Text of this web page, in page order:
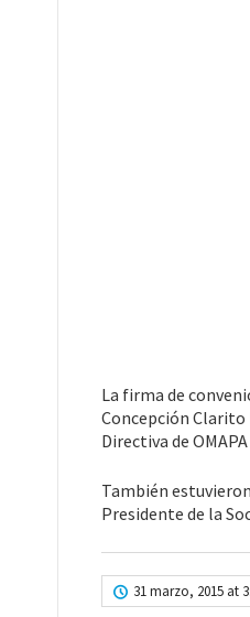
La firma de
Concepción Clarito
Directiva de
También
Presidente de la
31 marzo, 2015 at